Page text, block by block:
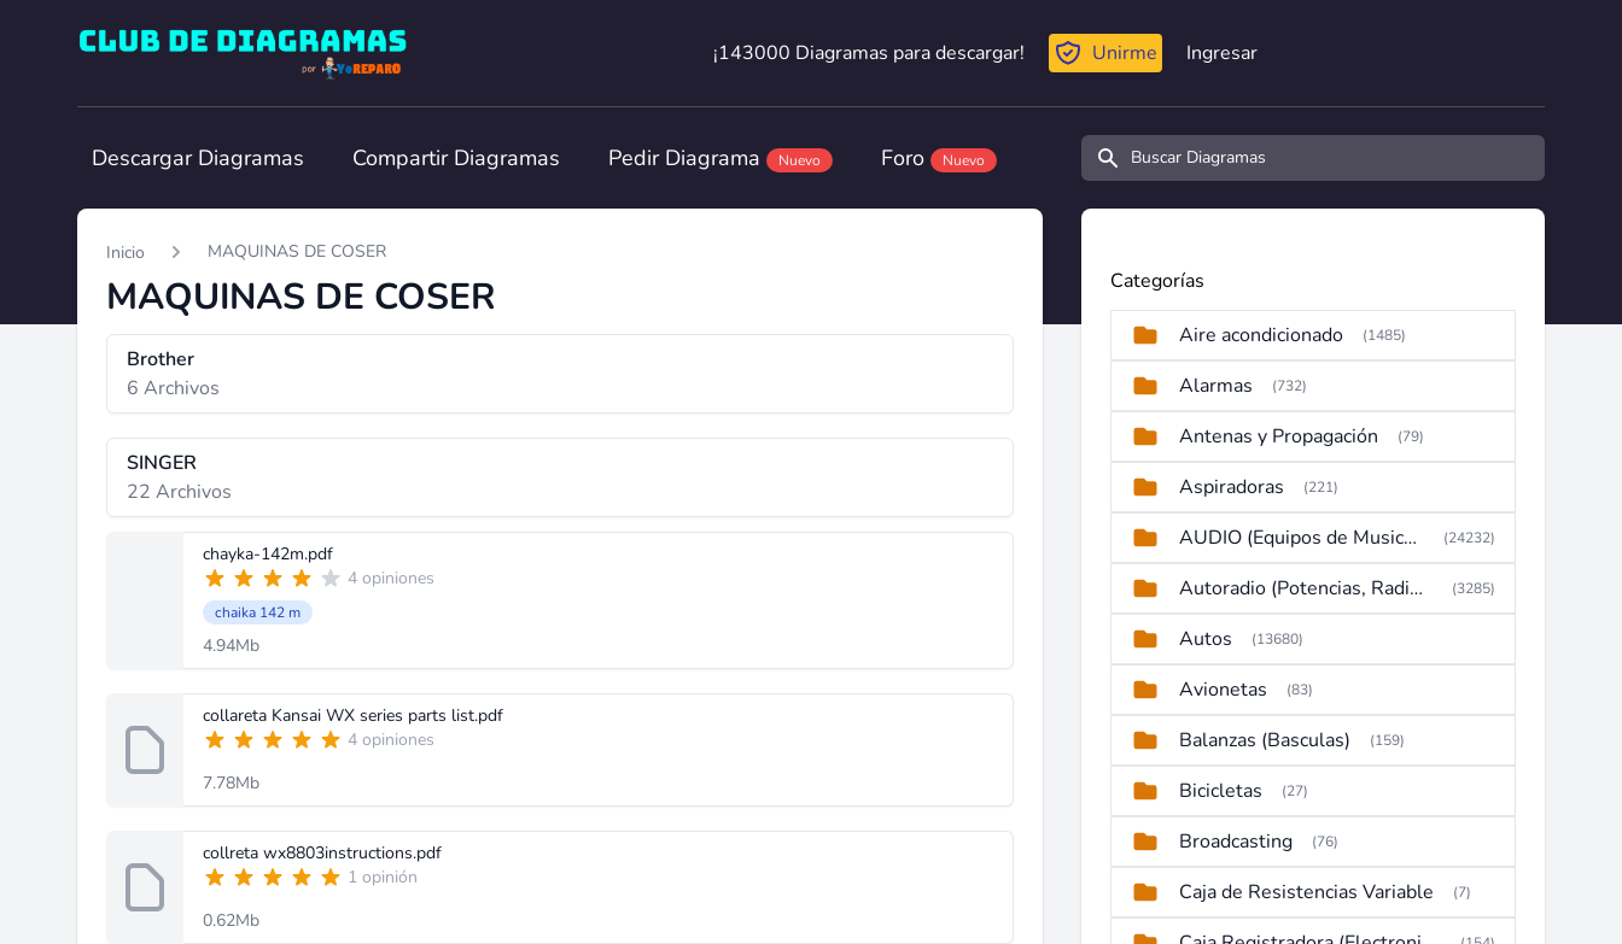
Club de Diagramas
¡143000 Diagramas para descargar!
¡143000 Diagramas para descargar! Unirme Ingresar
Descargar Diagramas Compartir Diagramas Pedir Diagrama Nuevo Foro Nuevo Buscar diagramas y manuales
Inicio MAQUINAS DE COSER
MAQUINAS DE COSER
Brother
6 Archivos
SINGER
22 Archivos
chayka-142m.pdf
4 opiniones
chaika 142 m
4.94Mb
collareta Kansai WX series parts list.pdf
4 opiniones
7.78Mb
collreta wx8803instructions.pdf
1 opinión
0.62Mb
Categorías
Aire acondicionado (1485)
Alarmas (732)
Antenas y Propagación (79)
Aspiradoras (221)
AUDIO (Equipos de Musica, Amplificadores, Reproductores, Etc) (24232)
Autoradio (Potencias, Radios y DVD) (3285)
Autos (13680)
Avionetas (83)
Balanzas (Basculas) (159)
Bicicletas (27)
Broadcasting (76)
Caja de Resistencias Variable (7)